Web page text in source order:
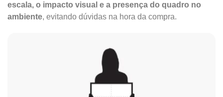
escala, o impacto visual e a presença do quadro no
ambiente, evitando dúvidas na hora da compra.